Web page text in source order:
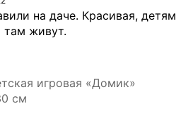
на даче. Красивая, детям
там живут.
игровая «Домик»
см